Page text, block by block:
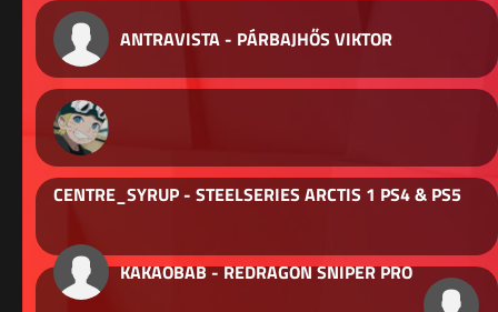
ANTRAVISTA - PÁRBAJHŐS VIKTOR
CENTRE_SYRUP - STEELSERIES ARCTIS 1 PS4 & PS5
KAKAOBAB - REDRAGON SNIPER PRO